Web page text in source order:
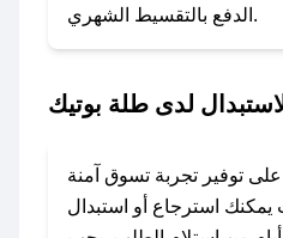
المفضل؟
لمتجرك المفضل، يمكنك
أسرع وقت ممكن.
### كيف تحصل على كوبونات خصم حصرية من
طلة بوتيك؟
وخصومات حصرية، قم بما
الدفع بالتقسيط الشهري.
لدى طلة بوتيك
توفير تجربة تسوق آمنة
يمكنك استرجاع أو استبدال